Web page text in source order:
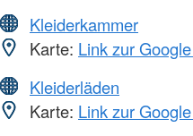
Kleiderkammer
Karte: Link zur
Kleiderläden
Karte: Link zur